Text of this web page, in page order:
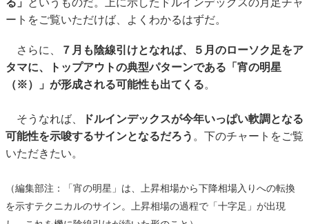
る」
というものだ。上に示したドルインデックスの月足チャ
ートをご覧いただけば、よくわかるはずだ。
さらに、
７月も陰線引けとなれば、５月のローソク足をア
タマに、トップアウトの典型パターンである「宵の明星
（※）」が形成される可能性も出てくる。
そうなれば、
ドルインデックスが今年いっぱい軟調となる
可能性を示唆するサインとなるだろう 。下のチャートをご覧
いただきたい。
（編集部注：「宵の明星」は、上昇相場から下降相場入りへの転換
を示すテクニカルのサイン。上昇相場の過程で「十字足」が出現